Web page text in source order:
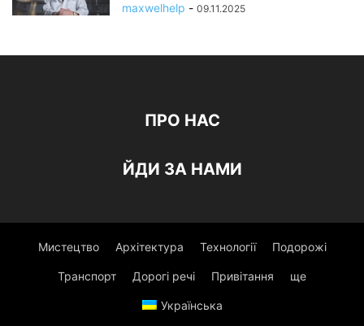
maxwelhelp - 09.11.2025
ПРО НАС
ЙДИ ЗА НАМИ
Мистецтво Архітектура Технології Подорожі
Транспорт Дорогі речі Привітання ще
Українська